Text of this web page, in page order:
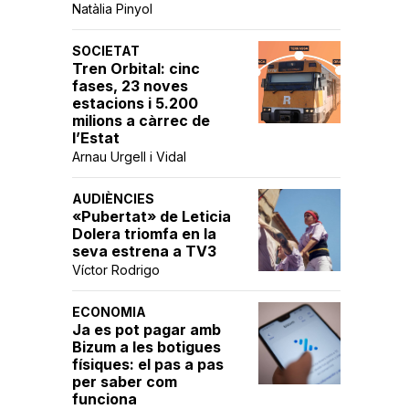
Natàlia Pinyol
SOCIETAT
Tren Orbital: cinc
fases, 23 noves
estacions i 5.200
milions a càrrec de
l’Estat
Arnau Urgell i Vidal
AUDIÈNCIES
«Pubertat» de Leticia
Dolera triomfa en la
seva estrena a TV3
Víctor Rodrigo
ECONOMIA
Ja es pot pagar amb
Bizum a les botigues
físiques: el pas a pas
per saber com
funciona